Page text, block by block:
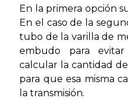
En la primera opción
En el caso de la
tubo de la varilla de
embudo para
calcular la cantidad
para que esa misma
la transmisión.